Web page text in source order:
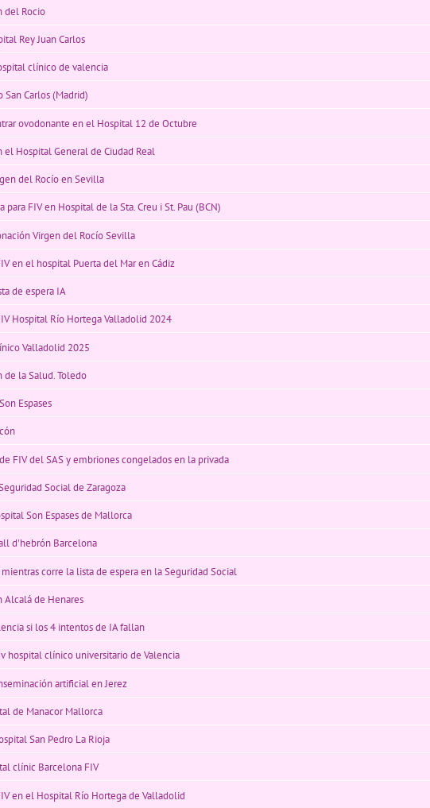
del Rocio
Rey Juan Carlos
clínico de valencia
Carlos (Madrid)
ovodonante en el Hospital 12 de Octubre
el Hospital General de Ciudad Real
del Rocío en Sevilla
FIV en Hospital de la Sta. Creu i St. Pau (BCN)
Virgen del Rocío Sevilla
en el hospital Puerta del Mar en Cádiz
de espera IA
Hospital Río Hortega Valladolid 2024
Valladolid 2025
de la Salud. Toledo
Espases
FIV del SAS y embriones congelados en la privada
Social de Zaragoza
Son Espases de Mallorca
d'hebrón Barcelona
corre la lista de espera en la Seguridad Social
Alcalá de Henares
si los 4 intentos de IA fallan
hospital clínico universitario de Valencia
artificial en Jerez
de Manacor Mallorca
San Pedro La Rioja
clínic Barcelona FIV
en el Hospital Río Hortega de Valladolid